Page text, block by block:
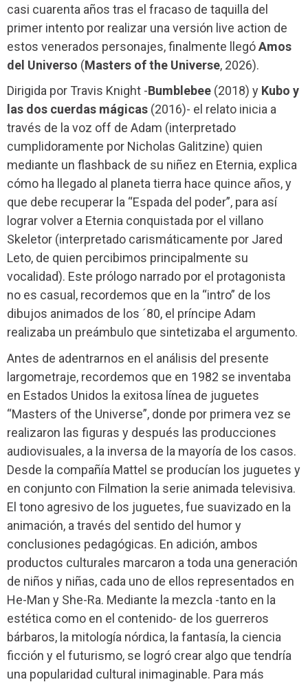
casi cuarenta años tras el fracaso de taquilla del
primer intento por realizar una versión live action de
estos venerados personajes, finalmente llegóAmos
del Universo (Masters of the Universe, 2026).
Dirigida por Travis Knight -Bumblebee (2018) y Kubo y
las dos cuerdas mágicas (2016)- el relato inicia a
través de la voz off de Adam (interpretado
cumplidoramente por Nicholas Galitzine) quien
mediante un flashback de su niñez en Eternia, explica
cómo ha llegado al planeta tierra hace quince años, y
que debe recuperar la “Espada del poder”, para así
lograr volver a Eternia conquistada por el villano
Skeletor (interpretado carismáticamente por Jared
Leto, de quien percibimos principalmente su
vocalidad). Este prólogo narrado por el protagonista
no es casual, recordemos que en la “intro” de los
dibujos animados de los ´80, el príncipe Adam
realizaba un preámbulo que sintetizaba el argumento.
Antes de adentrarnos en el análisis del presente
largometraje, recordemos que en 1982 se inventaba
en Estados Unidos la exitosa línea de juguetes
“Masters of the Universe”, donde por primera vez se
realizaron las figuras y después las producciones
audiovisuales, a la inversa de la mayoría de los casos.
Desde la compañía Mattel se producían los juguetes y
en conjunto con Filmation la serie animada televisiva.
El tono agresivo de los juguetes, fue suavizado en la
animación, a través del sentido del humor y
conclusiones pedagógicas. En adición, ambos
productos culturales marcaron a toda una generación
de niños y niñas, cada uno de ellos representados en
He-Man y She-Ra. Mediante la mezcla -tanto en la
estética como en el contenido- de los guerreros
bárbaros, la mitología nórdica, la fantasía, la ciencia
ficción y el futurismo, se logró crear algo que tendría
una popularidad cultural inimaginable. Para más